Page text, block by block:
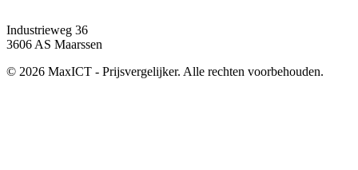
Industrieweg 36
3606 AS Maarssen
© 2026 MaxICT - Prijsvergelijker. Alle rechten voorbehouden.